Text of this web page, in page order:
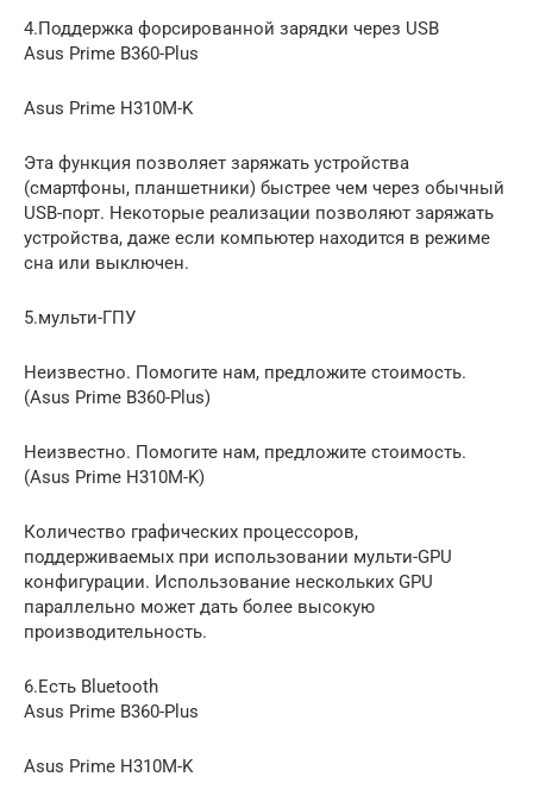
4.Поддержка форсированной зарядки через USB
Asus Prime B360-Plus
Asus Prime H310M-K
Эта функция позволяет заряжать устройства
(смартфоны, планшетники) быстрее чем через обычный
USB-порт. Некоторые реализации позволяют заряжать
устройства, даже если компьютер находится в режиме
сна или выключен.
5.мульти-ГПУ
Неизвестно. Помогите нам, предложите стоимость.
(Asus Prime B360-Plus)
Неизвестно. Помогите нам, предложите стоимость.
(Asus Prime H310M-K)
Количество графических процессоров,
поддерживаемых при использовании мульти-GPU
конфигурации. Использование нескольких GPU
параллельно может дать более высокую
производительность.
6.Есть Bluetooth
Asus Prime B360-Plus
Asus Prime H310M-K